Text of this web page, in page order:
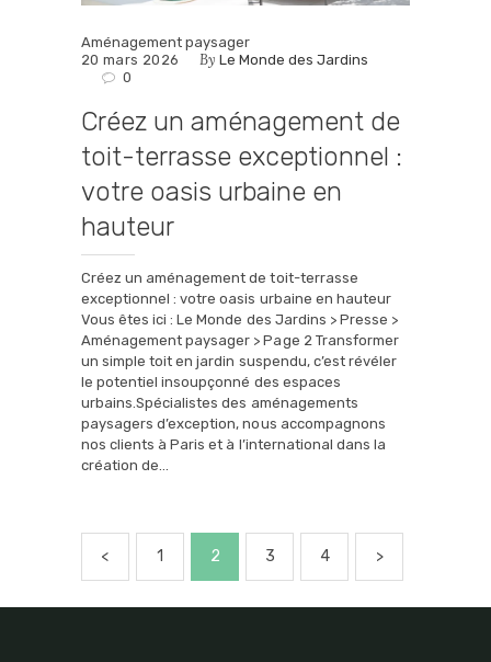
Aménagement paysager
20 mars 2026
ByLe Monde des Jardins
0
Créez un aménagement de
toit-terrasse exceptionnel :
votre oasis urbaine en
hauteur
Créez un aménagement de toit-terrasse
exceptionnel : votre oasis urbaine en hauteur
Vous êtes ici : Le Monde des Jardins > Presse >
Aménagement paysager > Page 2 Transformer
un simple toit en jardin suspendu, c’est révéler
le potentiel insoupçonné des espaces
urbains.Spécialistes des aménagements
paysagers d’exception, nous accompagnons
nos clients à Paris et à l’international dans la
création de…
Pagination
des
< PAGE
1 PAGE
2 PAGE
3 PAGE
4 >